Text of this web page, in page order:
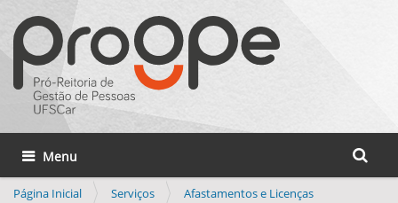
Busca
Busca
Toggle navigation
Página Inicial Serviços
Afastamentos e Licenças